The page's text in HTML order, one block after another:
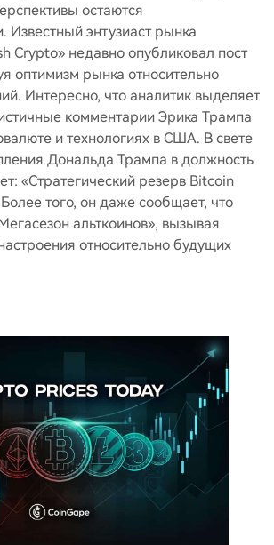
остаются
Известный энтузиаст рынка
Crypto» недавно опубликовал пост
оптимизм рынка относительно
Интересно, что аналитик выделяет
комментарии Эрика Трампа
и технологиях в США. В свете
Дональда Трампа в должность
«Стратегический резерв Bitcoin
того, он даже сообщает, что
альткоинов», вызывая
относительно будущих